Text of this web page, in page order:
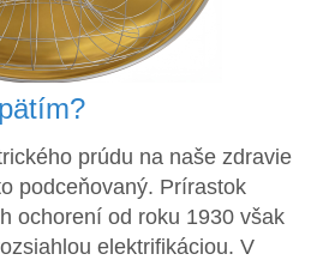
prúdu na naše zdravie
podceňovaný. Prírastok
ochorení od roku 1930 však
elektrifikáciou. V